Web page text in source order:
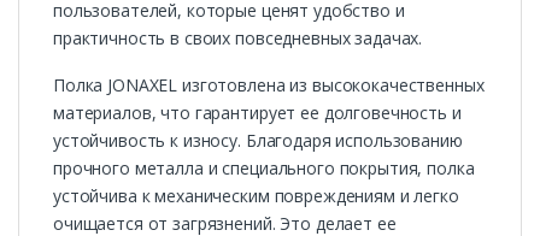
пользователей, которые ценят удобство и
практичность в своих повседневных задачах.
Полка JONAXEL изготовлена из высококачественных
материалов, что гарантирует ее долговечность и
устойчивость к износу. Благодаря использованию
прочного металла и специального покрытия, полка
устойчива к механическим повреждениям и легко
очищается от загрязнений. Это делает ее